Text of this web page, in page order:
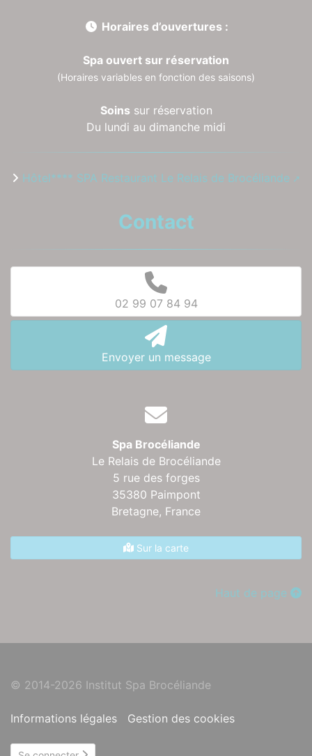
Horaires d’ouvertures :
Spa ouvert sur réservation
(Horaires variables en fonction des saisons)
Soinssur réservation
Du lundi au dimanche midi
Hôtel**** SPA Restaurant Le Relais de Brocéliande
Contact
02 99 07 84 94
Envoyer un message
Spa Brocéliande
Le Relais de Brocéliande
5 rue des forges
35380 Paimpont
Bretagne, France
Sur la carte
Haut de page
© 2014-2026 Institut Spa Brocéliande
Informations légales Gestion des cookies